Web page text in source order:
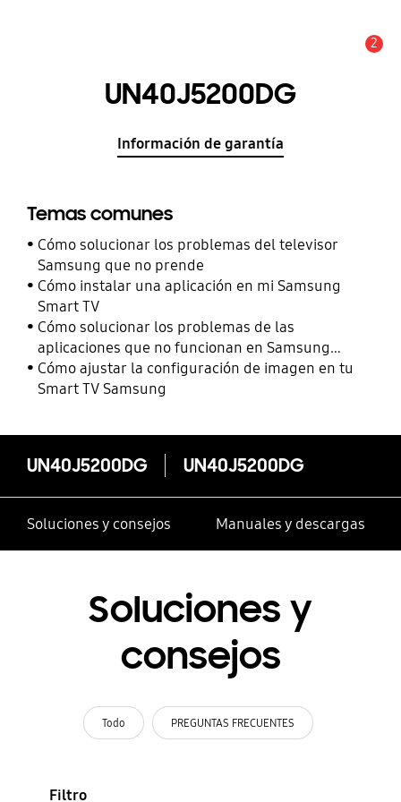
2
UN40J5200DG
Información de garantía
Temas comunes
Cómo solucionar los problemas del televisor
Samsung que no prende
Cómo instalar una aplicación en mi Samsung
Smart TV
Cómo solucionar los problemas de las
aplicaciones que no funcionan en Samsung
Smart TV
Cómo ajustar la configuración de imagen en tu
Smart TV Samsung
UN40J5200DG UN40J5200DG
Soluciones y consejos Manuales y descargas
Soluciones y
consejos
Todo PREGUNTAS FRECUENTES
Filtro